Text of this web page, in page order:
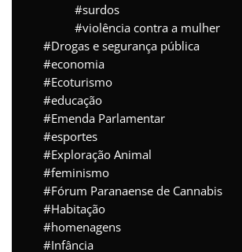
surdos
violência contra a mulher
Drogas e segurança pública
economia
Ecoturismo
educação
Emenda Parlamentar
esportes
Exploração Animal
feminismo
Fórum Paranaense de Cannabis
Habitação
homenagens
Infância